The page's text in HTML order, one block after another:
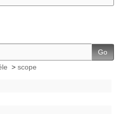
Go
> scope